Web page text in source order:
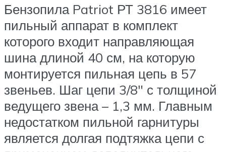
Бензопила Patriot РТ 3816 имеет
пильный аппарат в комплект
которого входит направляющая
шина длиной 40 см, на которую
монтируется пильная цепь в 57
звеньев. Шаг цепи 3/8″ с толщиной
ведущего звена – 1,3 мм. Главным
недостатком пильной гарнитуры
является долгая подтяжка цепи с